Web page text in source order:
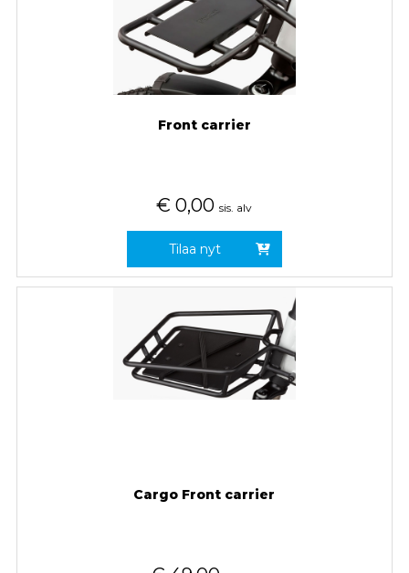
Front carrier
€ 0,00 sis. alv
Tilaa nyt
Cargo Front carrier